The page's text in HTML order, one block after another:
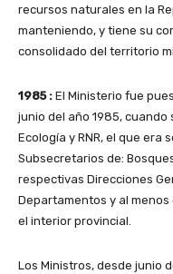
recursos naturales en la
manteniendo, y tiene su
consolidado del territorio
1985 : El Ministerio fue
junio del año 1985, cuando
Ecología y RNR, el que era
Subsecretarios de:
respectivas Direcciones
Departamentos y al
el interior provincial.
Los Ministros, desde junio